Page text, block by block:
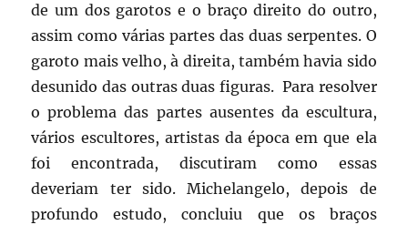
de um dos garotos e o braço direito do outro,
assim como várias partes das duas serpentes. O
garoto mais velho, à direita, também havia sido
desunido das outras duas figuras. Para resolver
o problema das partes ausentes da escultura,
vários escultores, artistas da época em que ela
foi encontrada, discutiram como essas
deveriam ter sido. Michelangelo, depois de
profundo estudo, concluiu que os braços